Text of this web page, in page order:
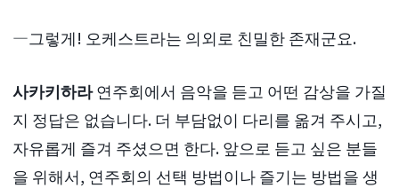
―그렇게! 오케스트라는 의외로 친밀한 존재군요.
사카키하라연주회에서 음악을 듣고 어떤 감상을 가질
지 정답은 없습니다. 더 부담없이 다리를 옮겨 주시고,
자유롭게 즐겨 주셨으면 한다. 앞으로 듣고 싶은 분들
을 위해서, 연주회의 선택 방법이나 즐기는 방법을 생